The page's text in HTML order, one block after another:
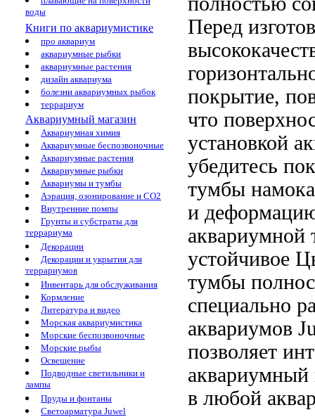
воды
Книги по аквариумистике
про аквариум
аквариумные рыбки
аквариумные растения
дизайн аквариума
болезни аквариумных рыбок
террариум
Аквариумный магазин
Аквариумная химия
Аквариумные беспозвоночные
Аквариумные растения
Аквариумные рыбки
Аквариумы и тумбы
Аэрация, озонирование и CO2
Внутренние помпы
Грунты и субстраты для
террариума
Декорации
Декорации и укрытия для
террариумов
Инвентарь для обслуживания
Кормление
Литература и видео
Морская аквариумистика
Морские беспозвоночные
Морские рыбы
Освещение
Подводные светильники и
лампы
Пруды и фонтаны
Светоарматура Juwel
Перед
покрытие,
что
установкой
убедитесь
тумбы
и
устойчивое
тумбы
специально
аквариумов
позволяет
в любой